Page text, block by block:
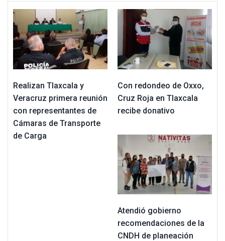
Realizan Tlaxcala y
Veracruz primera reunión
con representantes de
Cámaras de Transporte
de Carga
Con redondeo de Oxxo,
Cruz Roja en Tlaxcala
recibe donativo
Atendió gobierno
recomendaciones de la
CNDH de planeación